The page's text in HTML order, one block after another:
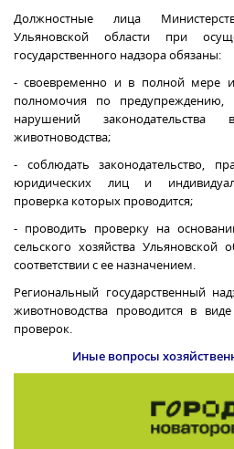
Должностные лица
Ульяновской области при
государственного надзора обязаны:
- своевременно и в полной мере
полномочия по
нарушений
животноводства;
- соблюдать законодательство,
юридических лиц и
проверка которых проводится;
- проводить проверку на
сельского хозяйства
соответствии с ее назначением.
Региональный государственный
животноводства проводится в
проверок.
Иные вопросы